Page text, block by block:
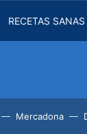
RECETAS SANAS
Mercadona